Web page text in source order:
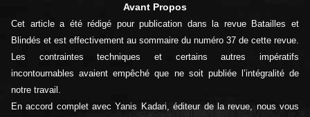
Avant Propos
Cet article a été rédigé pour publication dans la revue Batailles et
Blindés et est effectivement au sommaire du numéro 37 de cette revue.
Les contraintes techniques et certains autres impératifs
incontournables avaient empêché que ne soit publiée l’intégralité de
notre travail.
En accord complet avec Yanis Kadari, éditeur de la revue, nous vous